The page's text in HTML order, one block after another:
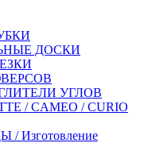
ДОСКИ
УГЛОВ
/ CAMEO / CURIO